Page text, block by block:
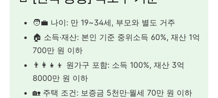
🧑‍💼 나이: 만 19~34세, 부모와 별도 거주
🏠 소득·재산: 본인 기준 중위소득 60%, 재산 1억
700만 원 이하
👨‍👩‍👧‍👦 원가구 포함: 소득 100%, 재산 3억
8000만 원 이하
🏡 주택 조건: 보증금 5천만·월세 70만 원 이하